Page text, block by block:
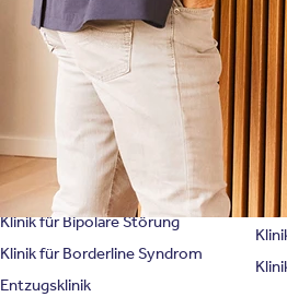
Spezialisierte Kliniken
Klinik für Depression
Klinik für Burnout
Klinik für Angststörung
Klinik für Zwangsstörung
Klinik für Persönlichkeitsstörung
Klinik für Bipolare Störung
Klinik für Borderline Syndrom
Entzugsklinik